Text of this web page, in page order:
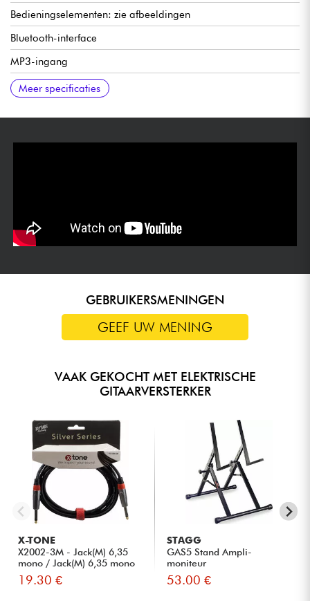
Bedieningselementen: zie afbeeldingen
Bluetooth-interface
MP3-ingang
Koptelefoonuitgang
252 x 203 x 125 mm
2,85 kg
Meer specificaties
GEBRUIKERSMENINGEN
GEEF UW MENING
VAAK GEKOCHT MET ELEKTRISCHE
GITAARVERSTERKER
X-TONE
X2002-3M - Jack(M) 6,35
mono / Jack(M) 6,35 mono
S...
19.30 €
STAGG
GAS5 Stand Ampli-
moniteur
53.00 €